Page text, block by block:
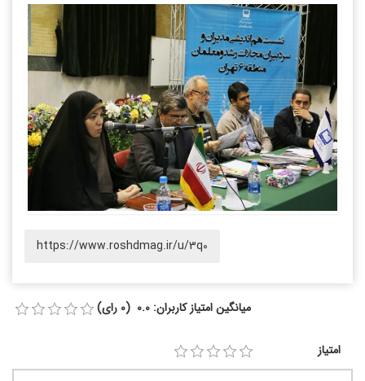
https://www.roshdmag.ir/u/3q0
میانگین امتیاز کاربران: 0.0 (0 رای)
امتیاز